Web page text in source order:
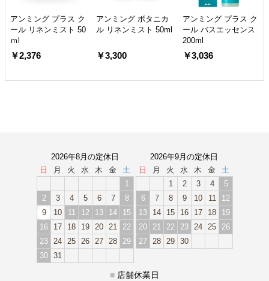
アンミング プラス ク
ール リネンミスト 50
ｍl
￥2,376
アンミング ボタニカ
ル リネンミスト 50ml
￥3,300
アンミング プラス ク
ール バスエッセンス
200ml
￥3,036
2026年8月の定休日
日
月 火 水 木 金
土
1
2
3 4 5 6 7
8
9
10 11 12 13 14
15
16
17 18 19 20 21
22
23 24 25 26 27 28
29
30 31
2026年9月の定休日
日
月 火 水 木 金
土
1
2 3 4
5
6
7 8 9 10 11
12
13
14 15 16 17 18
19
20
21 22 23 24 25
26
27 28 29 30
■ 店舗休業日